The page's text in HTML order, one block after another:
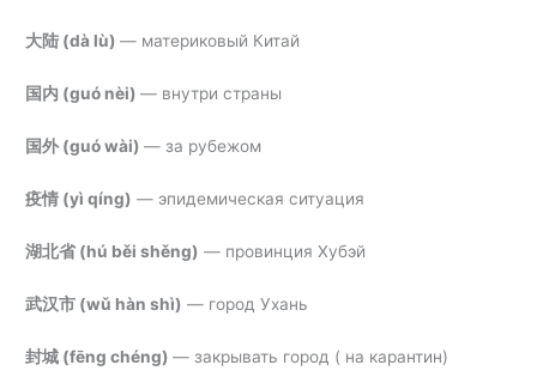
大陆 (dà lù)— материковый Китай
国内 (guó nèi)— внутри страны
国外 (guó wài)—за рубежом
疫情 (yì qíng) — эпидемическая ситуация
湖北省 (hú běi shěng) — провинция Хубэй
武汉市 (wǔ hàn shì) — город Ухань
封城 (fēng chéng)—закрывать город ( на карантин)